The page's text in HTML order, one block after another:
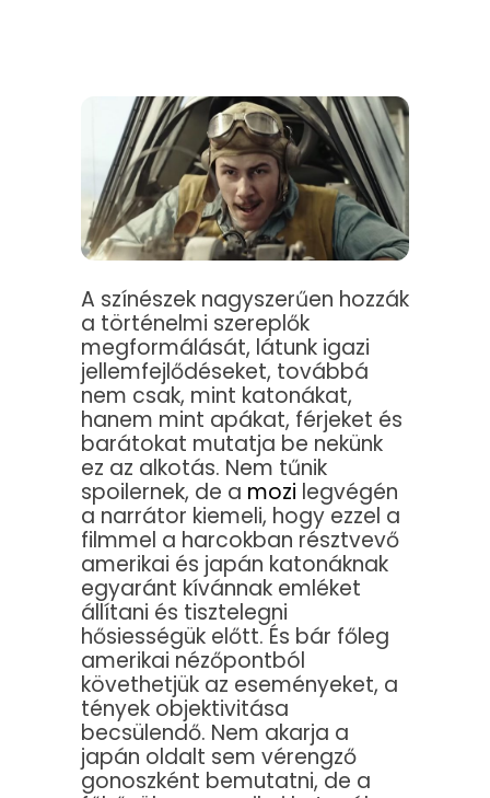
A színészek nagyszerűen hozzák
a történelmi szereplők
megformálását, látunk igazi
jellemfejlődéseket, továbbá
nem csak, mint katonákat,
hanem mint apákat, férjeket és
barátokat mutatja be nekünk
ez az alkotás. Nem tűnik
spoilernek, de a mozi legvégén
a narrátor kiemeli, hogy ezzel a
filmmel a harcokban résztvevő
amerikai és japán katonáknak
egyaránt kívánnak emléket
állítani és tisztelegni
hősiességük előtt. És bár főleg
amerikai nézőpontból
követhetjük az eseményeket, a
tények objektivitása
becsülendő. Nem akarja a
japán oldalt sem vérengző
gonoszként bemutatni, de a